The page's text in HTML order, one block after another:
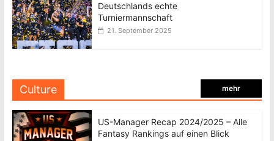
Deutschlands echte
Turniermannschaft
21. September 2025
Culture mehr
US-Manager Recap 2024/2025 – Alle
Fantasy Rankings auf einen Blick